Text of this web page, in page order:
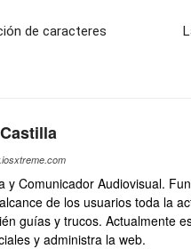
de caracteres
y Comunicador Audiovisual.
de los usuarios toda la
guías y trucos. Actualmente
y administra la web.